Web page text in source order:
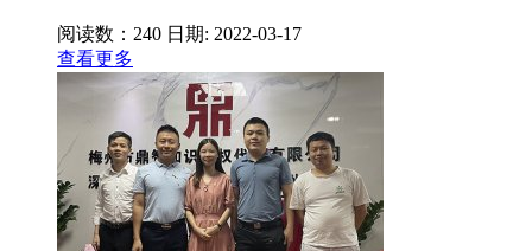
阅读数：240 日期: 2022-03-17
查看更多